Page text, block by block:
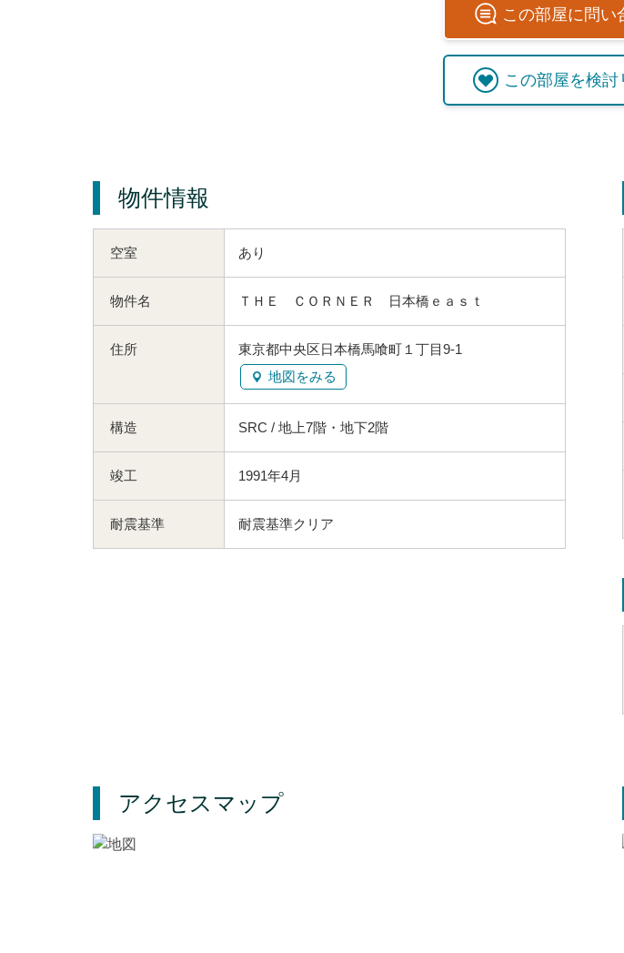
この部屋に問い
この部屋を検討
物件情報
空室 あり
物件名 ＴＨＥ ＣＯＲＮＥＲ 日本橋ｅａｓｔ
住所
東京都中央区日本橋馬喰町１丁目9-1
地図をみる
構造 SRC / 地上7階・地下2階
竣工 1991年4月
耐震基準 耐震基準クリア
アクセスマップ